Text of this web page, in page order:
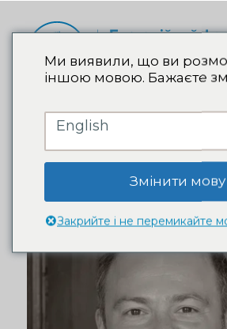
Наталії
Ми виявили, що ви
іншою мовою. Бажаєте
English
Змінити мову
Закрийте і не перемикайте